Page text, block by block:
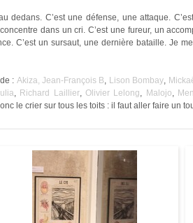
dedans. C’est une défense, une attaque.
dans un cri. C’est une fureur, un
C’est un sursaut, une dernière bataille. Je
: Akiza, Jean-François B, Lison Bombay,
, Richard Laillier,Olivier Lelong, Malojo,
le crier sur tous les toits : il faut aller faire un